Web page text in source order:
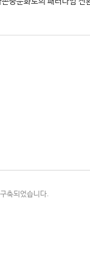
축되었습니다.